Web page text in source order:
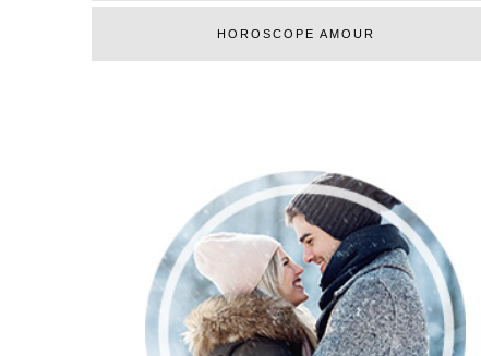
HOROSCOPE AMOUR